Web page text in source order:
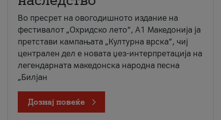
Во пресрет на овогодишното издание на
фестивалот „Охридско лето“, А1 Македонија ја
претстави кампањата „Културна врска“, чиј
централен дел е новата џез-интерпретација на
легендарната македонска народна песна
„Билјан
Дознај повеќе